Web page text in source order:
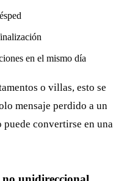
en el mismo día
o villas, esto se
mensaje perdido a un
convertirse en una